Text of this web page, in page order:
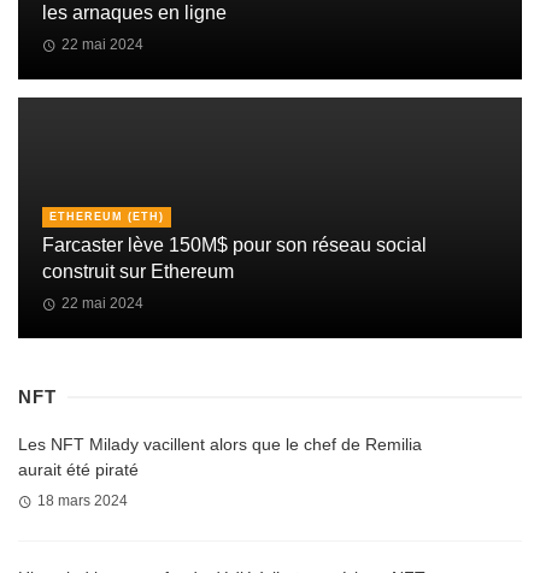
les arnaques en ligne
22 mai 2024
ETHEREUM (ETH)
Farcaster lève 150M$ pour son réseau social
construit sur Ethereum
22 mai 2024
NFT
Les NFT Milady vacillent alors que le chef de Remilia
aurait été piraté
18 mars 2024